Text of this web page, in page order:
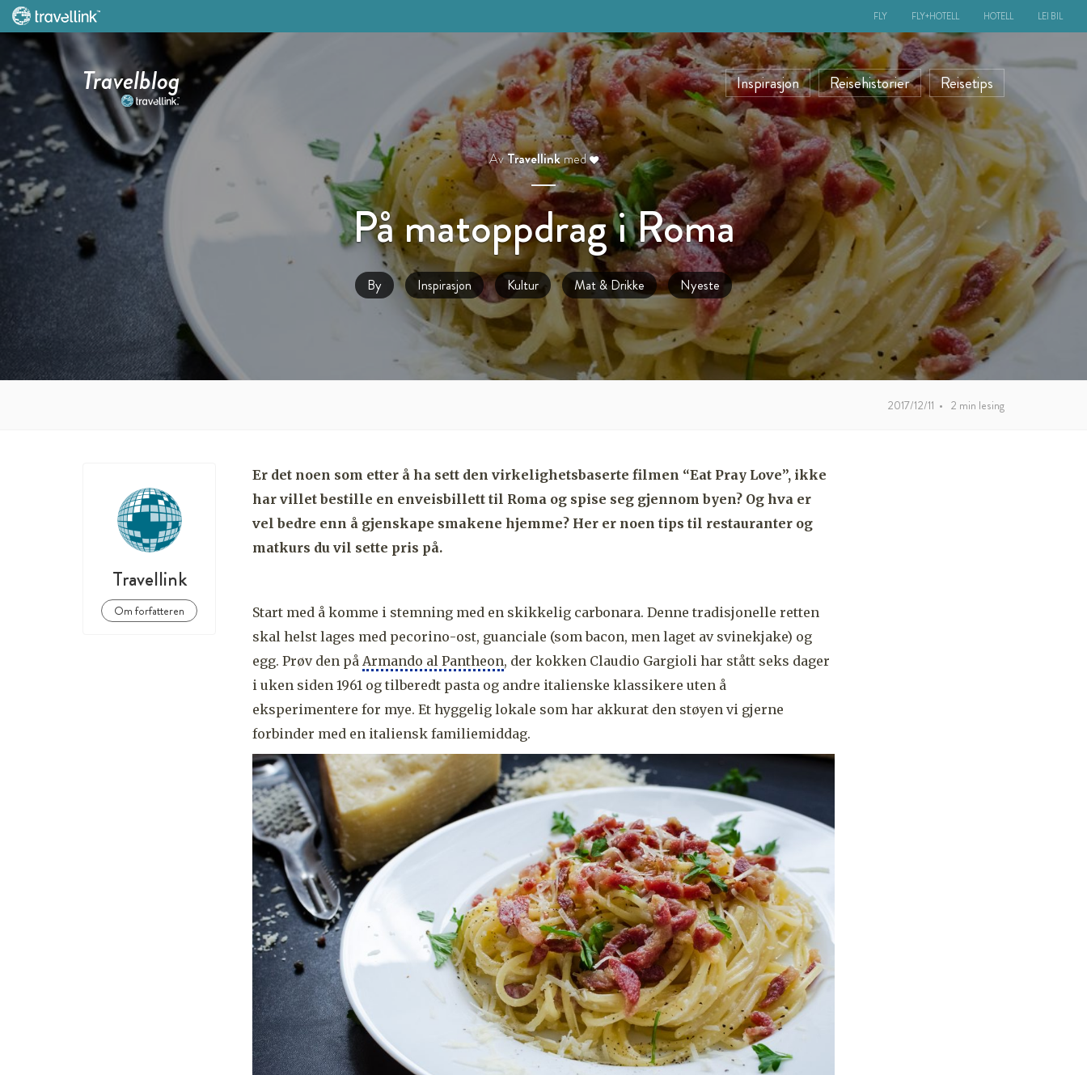
Travelblog Inspirasjon Reisehistorier Reisetips
FLY FLY+HOTELL HOTELL LEI BIL
AvTravellinkmed
På matoppdrag i Roma
By Inspirasjon Kultur Mat & Drikke Nyeste
2017/12/11 • 2 min lesing
Travellink
Om forfatteren
Er det noen som etter å ha sett den virkelighetsbaserte filmen “Eat Pray Love”, ikke
har villet bestille en enveisbillett til Roma og spise seg gjennom byen? Og hva er
vel bedre enn å gjenskape smakene hjemme? Her er noen tips til restauranter og
matkurs du vil sette pris på.
Start med å komme i stemning med en skikkelig carbonara. Denne tradisjonelle retten
skal helst lages med pecorino-ost, guanciale (som bacon, men laget av svinekjake) og
egg. Prøv den på Armando al Pantheon, der kokken Claudio Gargioli har stått seks dager
i uken siden 1961 og tilberedt pasta og andre italienske klassikere uten å
eksperimentere for mye. Et hyggelig lokale som har akkurat den støyen vi gjerne
forbinder med en italiensk familiemiddag.